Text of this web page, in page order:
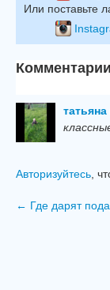
Или поставьте
Комментарии
Авторизуйтесь ,
← Где дарят